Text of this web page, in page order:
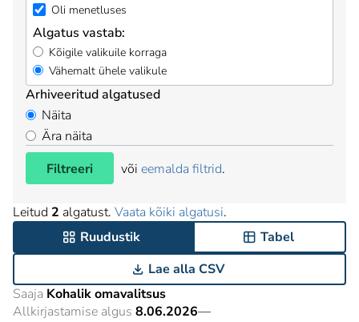
Oli menetluses
Algatus vastab:
Kõigile valikuile korraga
Vähemalt ühele valikule
Arhiveeritud algatused
Näita
Ära näita
Filtreeri
või eemalda filtrid.
Leitud 2 algatust. Vaata kõiki algatusi.
Ruudustik
Tabel
Lae alla CSV
Saaja Kohalik omavalitsus
Allkirjastamise algus 8.06.2026—